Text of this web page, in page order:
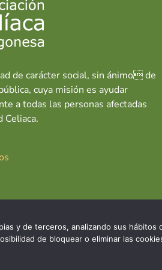
de carácter social, sin ánimo de
cuya misión es ayudar
a todas las personas afectadas
Celiaca.
y de terceros, analizando sus
de bloquear o eliminar las